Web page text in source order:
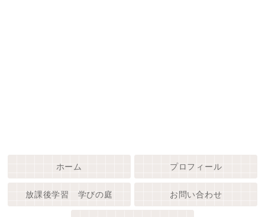
ホーム プロフィール
放課後学習 学びの庭 お問い合わせ